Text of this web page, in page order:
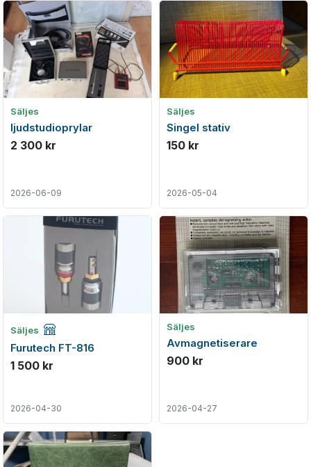
Säljes
ljudstudioprylar
2 300 kr
2026-06-09
Säljes
Singel stativ
150 kr
2026-05-04
Säljes Företagsannons
Furutech FT-816
1 500 kr
2026-04-30
Säljes
Avmagnetiserare
900 kr
2026-04-27